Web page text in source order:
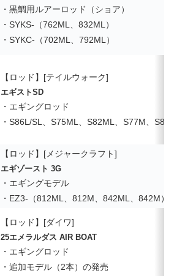
・黒鯛用ルアーロッド（ショア）
・SYKS-（762ML、832ML）
・SYKC-（702ML、792ML）
【ロッド】[テイルウォーク]
エギストSD
・エギングロッド
・S86L/SL、S75ML、S82ML、S77M、
【ロッド】[メジャークラフト]
エギゾースト 3G
・エギングモデル
・EZ3-（812ML、812M、842ML、842M）
【ロッド】[ダイワ]
25エメラルダス AIR BOAT
・エギングロッド
・追加モデル（2本）の発売